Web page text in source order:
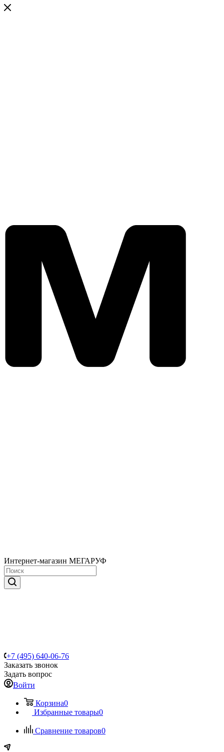
Интернет-магазин МЕГАРУФ
+7 (495) 640-06-76
Заказать звонок
Задать вопрос
Войти
Корзина0
Избранные товары0
Сравнение товаров0